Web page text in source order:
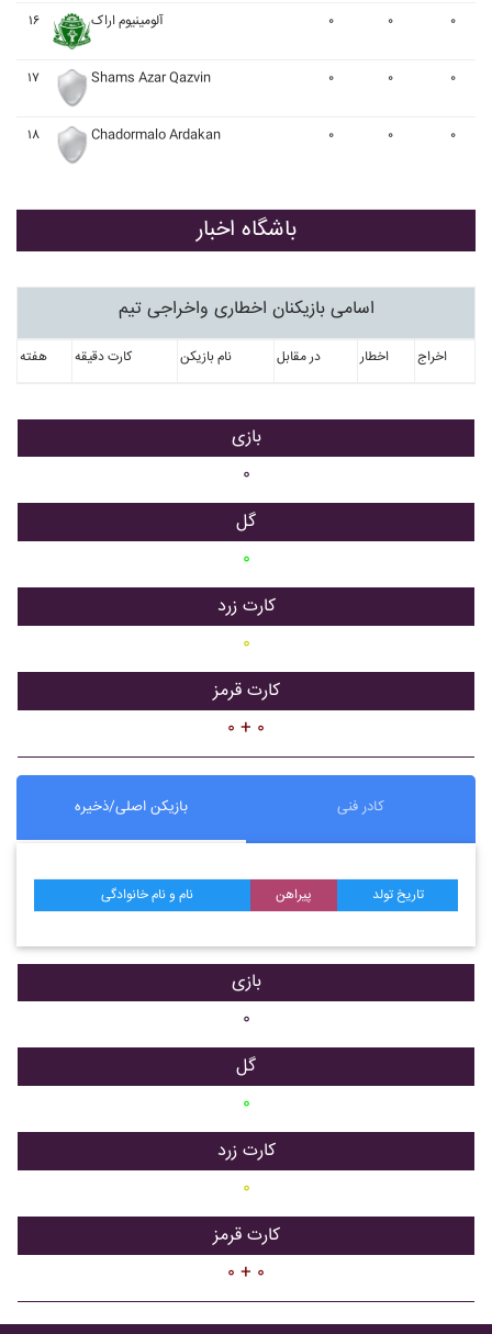
۱۶ آلومينيوم اراک ۰ ۰ ۰
۱۷ Shams Azar Qazvin ۰ ۰ ۰
۱۸ Chadormalo Ardakan ۰ ۰ ۰
باشگاه اخبار
اسامی بازیکنان اخطاری واخراجی تیم
هفته کارت دقیقه نام بازیکن در مقابل اخطار اخراج
بازی
۰
گل
۰
کارت زرد
۰
کارت قرمز
۰ + ۰
بازیکن اصلی/ذخیره کادر فنی
نام و نام خانوادگی پیراهن تاریخ تولد
بازی
۰
گل
۰
کارت زرد
۰
کارت قرمز
۰ + ۰